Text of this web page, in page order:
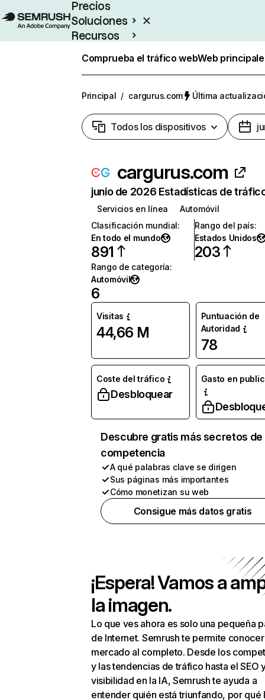
Precios
Soluciones
Recursos
Comprueba el tráfico webWeb
Principal / cargurus.com Última
Todos los dispositivos
cargurus.com
junio de 2026 Estadísticas de
Servicios en línea
Automóvil
Clasificación mundial:
En todo el mundo
891
Rango del país:
Estados Unidos
203
Rango de categoría:
Automóvil
6
Visitas
44,66 M
Puntuación de
Autoridad
78
Coste del tráfico
Desbloquear
Gasto en
Descubre gratis más secretos de
competencia
A qué palabras clave se dirigen
Sus páginas más importantes
Cómo monetizan su web
Consigue más datos gratis
¡Espera! Vamos a
la imagen.
Lo que ves ahora es solo una pequeña
de Internet. Semrush te permite
mercado al completo. Desde los
y las tendencias de tráfico hasta el SEO
visibilidad en la IA, Semrush te ayuda a
entender quién está triunfando, por qué